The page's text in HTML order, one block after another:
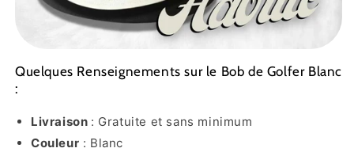
Quelques Renseignements sur le Bob de Golfer Blanc
:
Livraison : Gratuite et sans minimum
Couleur : Blanc